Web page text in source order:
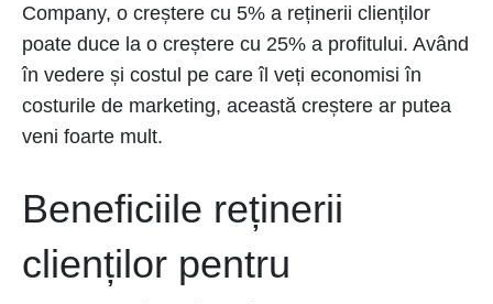
Company, o creștere cu 5% a reținerii clienților
poate duce la o creștere cu 25% a profitului. Având
în vedere și costul pe care îl veți economisi în
costurile de marketing, această creștere ar putea
veni foarte mult.
Beneficiile reținerii
clienților pentru